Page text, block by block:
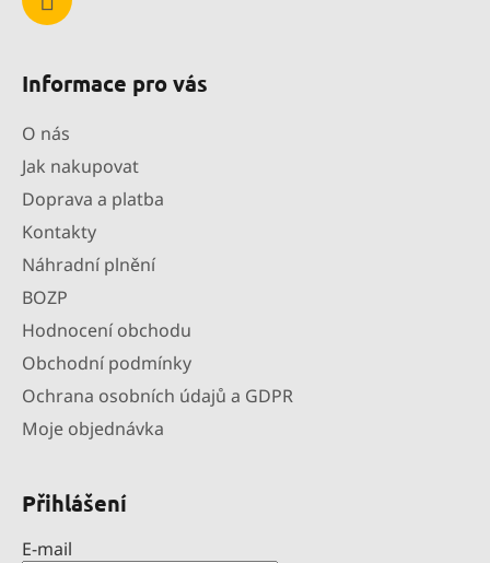
Informace pro vás
O nás
Jak nakupovat
Doprava a platba
Kontakty
Náhradní plnění
BOZP
Hodnocení obchodu
Obchodní podmínky
Ochrana osobních údajů a GDPR
Moje objednávka
Přihlášení
E-mail